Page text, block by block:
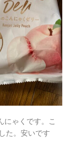
にゃくです。こ
た。安いです